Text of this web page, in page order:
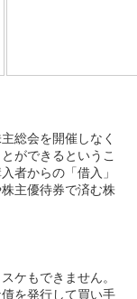
総会を開催しなく
ができるというこ
者からの「借入」
主優待券で済む株
ケもできません。
を発行して買い手